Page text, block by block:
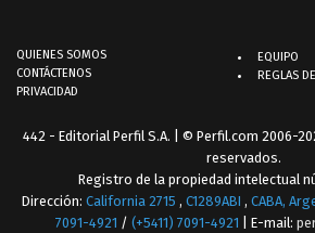
QUIENES SOMOS
CONTÁCTENOS
PRIVACIDAD
EQUIPO
REGLAS
442 - Editorial Perfil S.A. | © Perfil.com 2006-
reservados.
Registro de la propiedad intelectual
Dirección: California 2715 , C1289ABI , CABA,
7091-4921 / (+5411) 7091-4921 | E-mail: